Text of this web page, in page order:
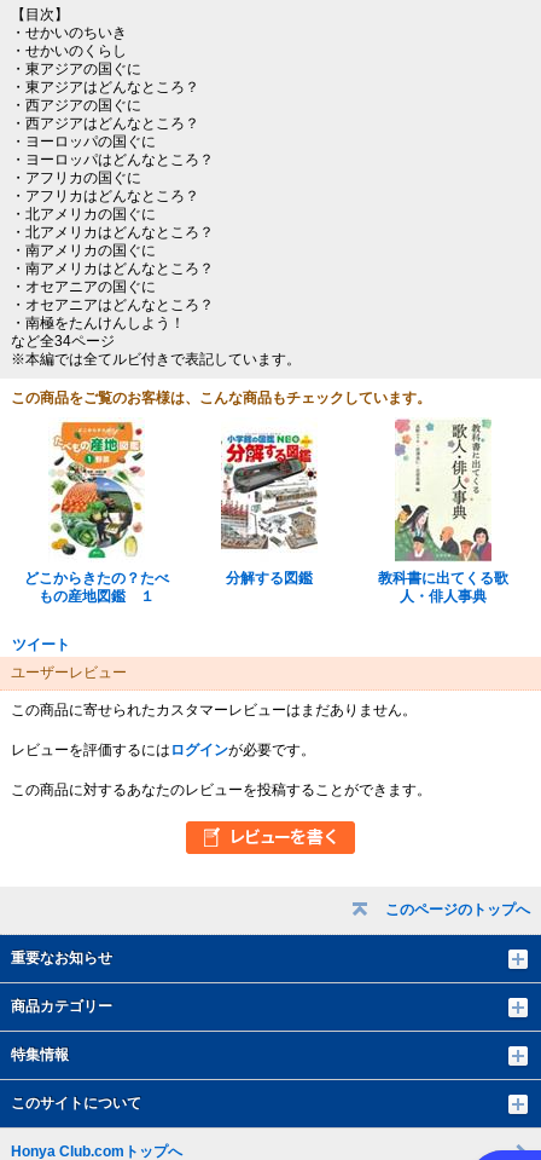
このページのトップへ
重要なお知らせ
商品カテゴリー
特集情報
このサイトについて
【目次】
・せかいのちいき
・せかいのくらし
・東アジアの国ぐに
・東アジアはどんなところ？
・西アジアの国ぐに
・西アジアはどんなところ？
・ヨーロッパの国ぐに
・ヨーロッパはどんなところ？
・アフリカの国ぐに
・アフリカはどんなところ？
・北アメリカの国ぐに
・北アメリカはどんなところ？
・南アメリカの国ぐに
・南アメリカはどんなところ？
・オセアニアの国ぐに
・オセアニアはどんなところ？
・南極をたんけんしよう！
など全34ページ
※本編では全てルビ付きで表記しています。
この商品をご覧のお客様は、こんな商品もチェックしています。
どこからきたの？たべ
もの産地図鑑 １
分解する図鑑
教科書に出てくる歌
人・俳人事典
ツイート
ユーザーレビュー
この商品に寄せられたカスタマーレビューはまだありません。
レビューを評価するには ログインが必要です。
この商品に対するあなたのレビューを投稿することができます。
Honya Club.comトップへ